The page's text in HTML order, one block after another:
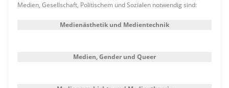
Medien, Gesellschaft, Politischem und Sozialen notwendig sind:
Medienästhetik und Medientechnik
Medien, Gender und Queer